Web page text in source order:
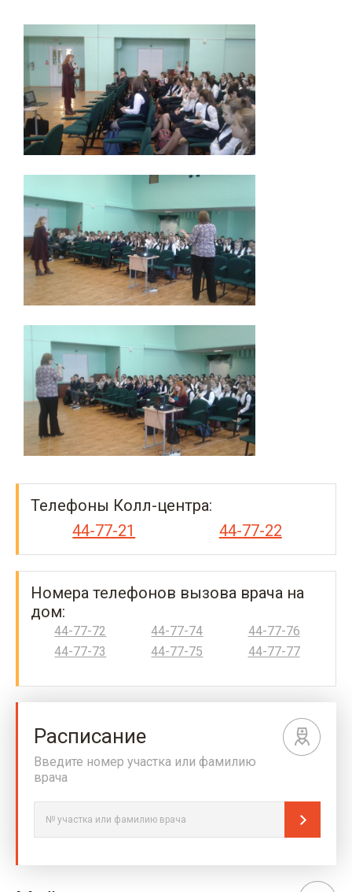
Телефоны Колл-центра:
44-77-21
44-77-22
Номера телефонов вызова врача на
дом:
44-77-72
44-77-73
44-77-74
44-77-75
44-77-76
44-77-77
Расписание
Введите номер участка или фамилию
врача